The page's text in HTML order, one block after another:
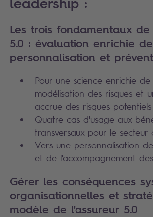
Les trois fondamentaux de
5.0 : évaluation enrichie
personnalisation et
Pour une science enrichie de
modélisation des risques et
accrue des risques potentiels
Quatre cas d'usage aux
transversaux pour le secteur
Vers une personnalisation
et de l'accompagnement
Gérer les conséquences
organisationnelles et
modèle de l'assureur 5.0